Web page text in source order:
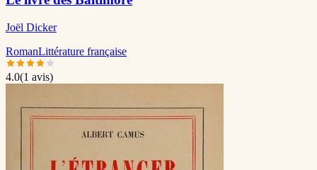
Joël Dicker
RomanLittérature française
4.0(1 avis)